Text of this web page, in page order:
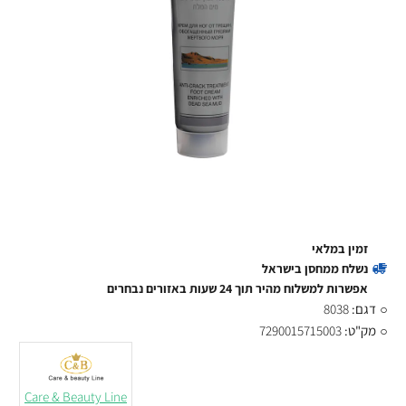
זמין במלאי
נשלח ממחסן בישראל
אפשרות למשלוח מהיר תוך 24 שעות באזורים נבחרים
דגם: 8038
מק"ט: 7290015715003
Care & Beauty Line